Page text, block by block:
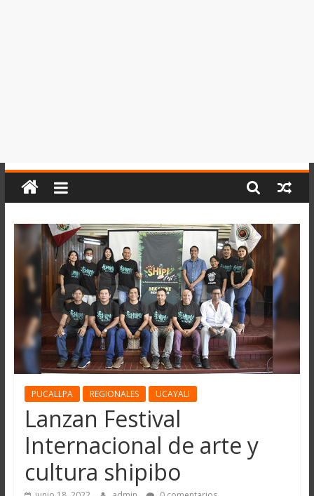
PUCALLPA REGIONALES UCAYALI
Lanzan Festival
Internacional de arte y
cultura shipibo